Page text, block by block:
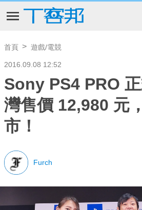
首頁 遊戲/電競
2016.09.08 12:52
Sony PS4 PRO
灣售價 12,980 元
市！
Furch